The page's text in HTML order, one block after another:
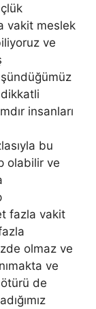
vakit meslek
ve
insanları
bu
olabilir ve
fazla vakit
olmaz ve
ve
de